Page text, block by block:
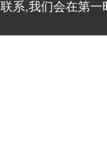
系,我们会在第